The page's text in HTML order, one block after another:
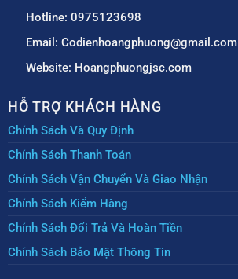
Hotline: 0975123698
Email: Codienhoangphuong@gmail.com
Website: Hoangphuongjsc.com
HỖ TRỢ KHÁCH HÀNG
Chính Sách Và Quy Định
Chính Sách Thanh Toán
Chính Sách Vận Chuyển Và Giao Nhận
Chính Sách Kiểm Hàng
Chính Sách Đổi Trả Và Hoàn Tiền
Chính Sách Bảo Mật Thông Tin